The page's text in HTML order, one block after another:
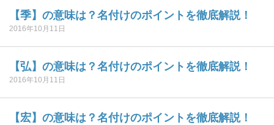
【季】の意味は？名付けのポイントを徹底解説！
2016年10月11日
【弘】の意味は？名付けのポイントを徹底解説！
2016年10月11日
【宏】の意味は？名付けのポイントを徹底解説！